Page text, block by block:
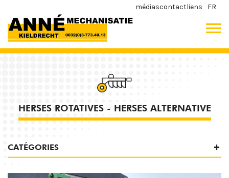
médiascontactliens FR
HERSES ROTATIVES - HERSES ALTERNATIVE
CATÉGORIES